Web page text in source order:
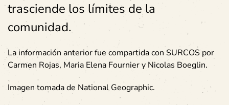
trasciende los límites de la
comunidad.
La información anterior fue compartida con SURCOS por
Carmen Rojas, Maria Elena Fournier y Nicolas Boeglin.
Imagen tomada de National Geographic.